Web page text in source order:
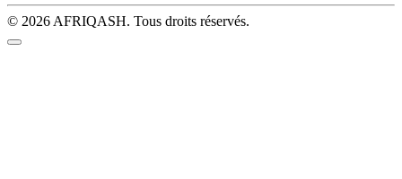
© 2026 AFRIQASH. Tous droits réservés.